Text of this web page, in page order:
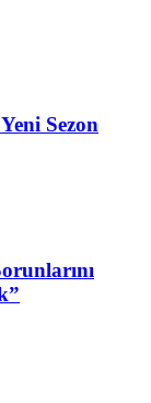
Sezon